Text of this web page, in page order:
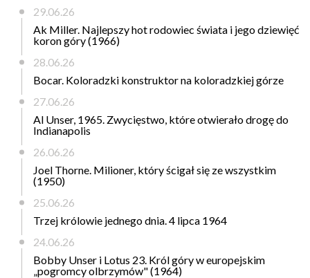
29.06.26
Ak Miller. Najlepszy hot rodowiec świata i jego dziewięć
koron góry (1966)
28.06.26
Bocar. Koloradzki konstruktor na koloradzkiej górze
27.06.26
Al Unser, 1965. Zwycięstwo, które otwierało drogę do
Indianapolis
26.06.26
Joel Thorne. Milioner, który ścigał się ze wszystkim
(1950)
25.06.26
Trzej królowie jednego dnia. 4 lipca 1964
24.06.26
Bobby Unser i Lotus 23. Król góry w europejskim
„pogromcy olbrzymów" (1964)